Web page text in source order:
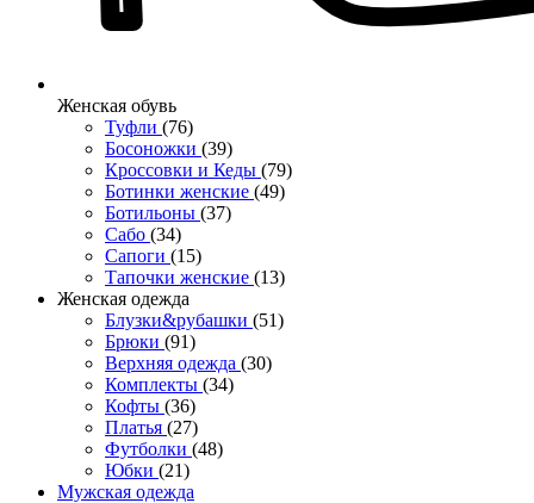
Женcкая обувь
Туфли (76)
Босоножки (39)
Кроссовки и Кеды (79)
Ботинки женские (49)
Ботильоны (37)
Сабо (34)
Сапоги (15)
Тапочки женские (13)
Женская одежда
Блузки&рубашки (51)
Брюки (91)
Верхняя одежда (30)
Комплекты (34)
Кофты (36)
Платья (27)
Футболки (48)
Юбки (21)
Мужская одежда